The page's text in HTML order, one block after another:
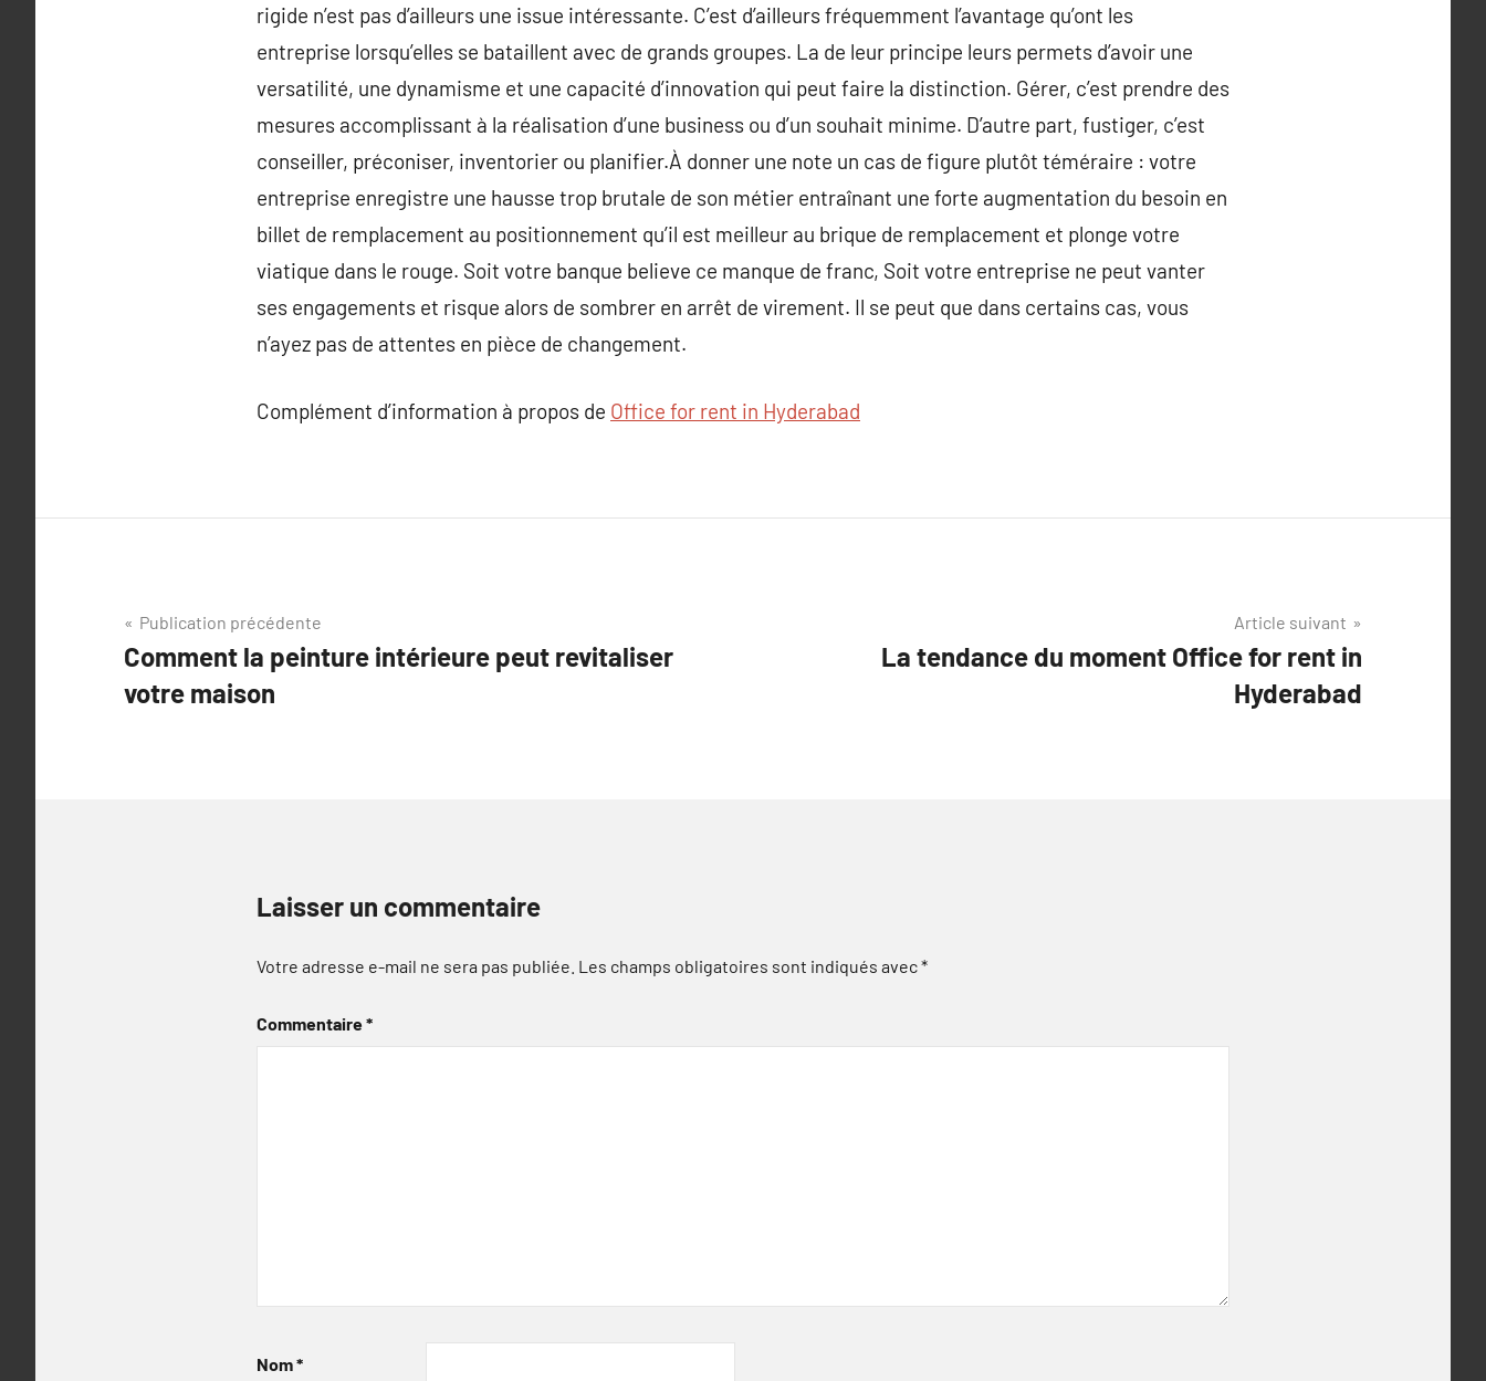
rigide n’est pas d’ailleurs une issue intéressante. C’est d’ailleurs fréquemment l’avantage qu’ont les
entreprise lorsqu’elles se bataillent avec de grands groupes. La de leur principe leurs permets d’avoir une
versatilité, une dynamisme et une capacité d’innovation qui peut faire la distinction. Gérer, c’est prendre des
mesures accomplissant à la réalisation d’une business ou d’un souhait minime. D’autre part, fustiger, c’est
conseiller, préconiser, inventorier ou planifier.À donner une note un cas de figure plutôt téméraire : votre
entreprise enregistre une hausse trop brutale de son métier entraînant une forte augmentation du besoin en
billet de remplacement au positionnement qu’il est meilleur au brique de remplacement et plonge votre
viatique dans le rouge. Soit votre banque believe ce manque de franc, Soit votre entreprise ne peut vanter
ses engagements et risque alors de sombrer en arrêt de virement. Il se peut que dans certains cas, vous
n’ayez pas de attentes en pièce de changement.
Complément d’information à propos de Office for rent in Hyderabad
Navigation
de
l’article
Publication précédente
Comment la peinture intérieure peut revitaliser
votre maison
Article suivant
La tendance du moment Office for rent in
Hyderabad
Laisser un commentaire
Votre adresse e-mail ne sera pas publiée. Les champs obligatoires sont indiqués avec*
Commentaire*
Nom*